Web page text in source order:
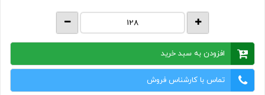
افزودن به سبد خرید
تماس با کارشناس فروش